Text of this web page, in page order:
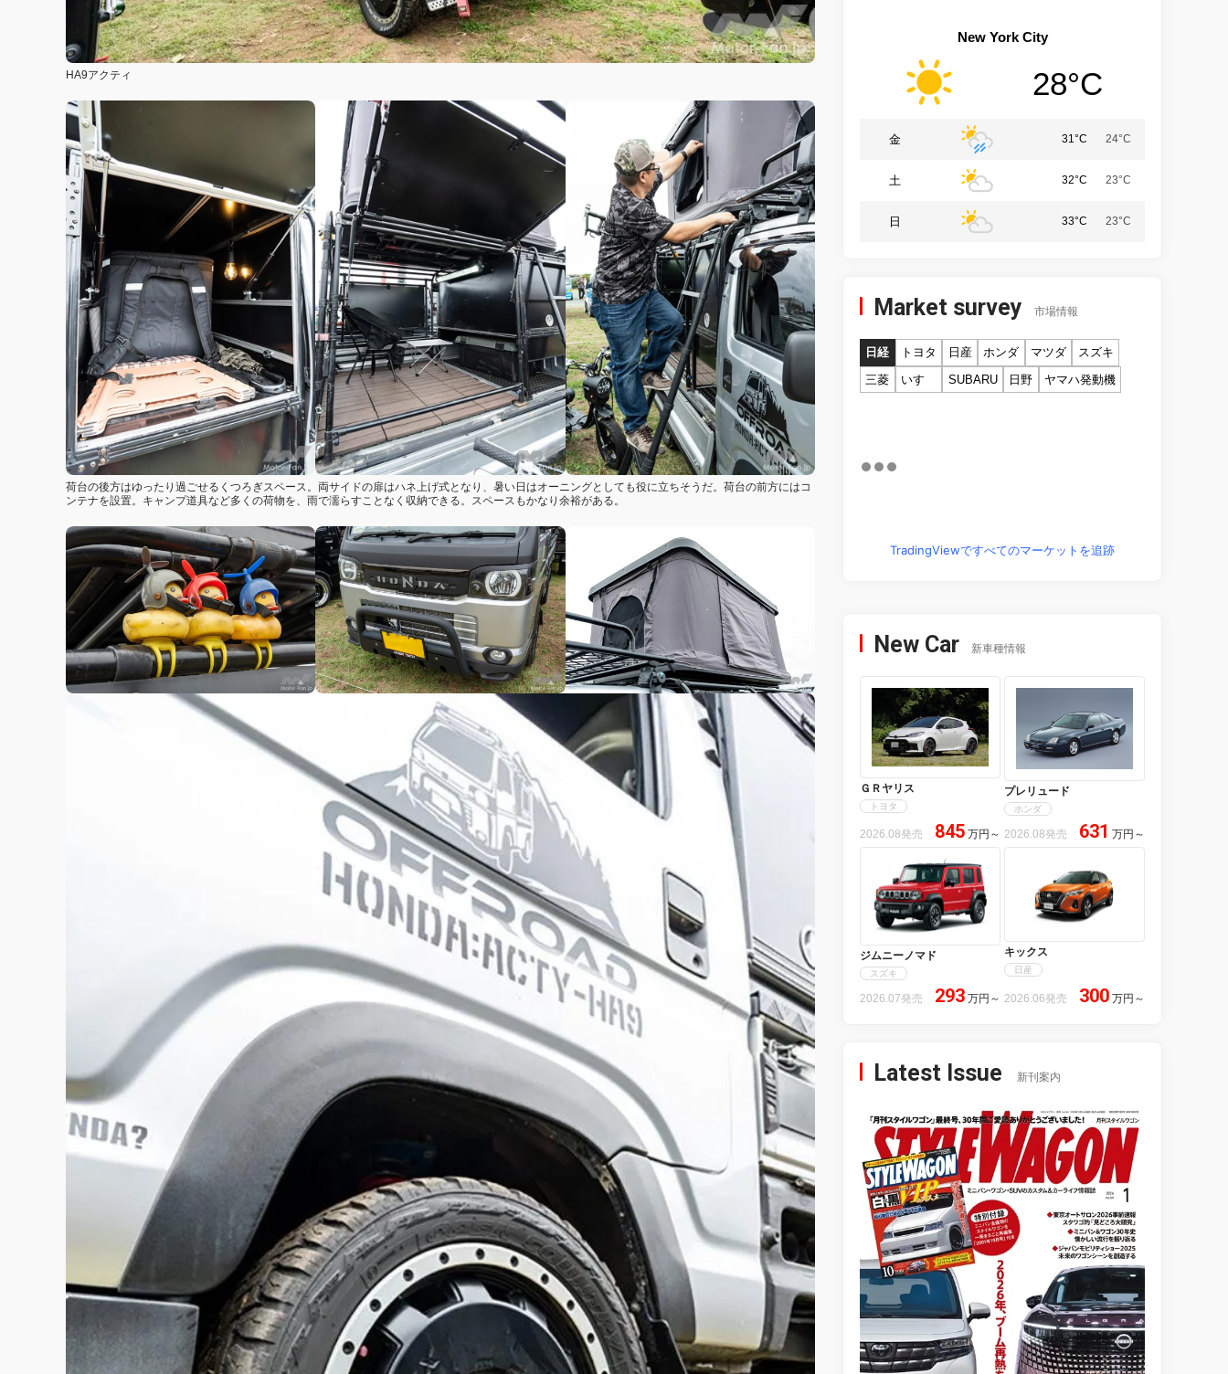
HA9アクティ
荷台の後方はゆったり過ごせるくつろぎスペース。両サイドの扉はハネ上げ式となり、暑い日はオーニングとしても役に立ちそうだ。荷台の前方にはコ
ンテナを設置。キャンプ道具など多くの荷物を、雨で濡らすことなく収納できる。スペースもかなり余裕がある。
New York City
28°C
金 31°C 24°C
土 32°C 23°C
日 33°C 23°C
Market survey 市場情報
日経 トヨタ 日産 ホンダ マツダ
スズキ
三菱
いすゞ SUBARU 日野 ヤマハ発動機
TradingViewですべてのマーケットを追跡
New Car 新車種情報
ＧＲヤリス
トヨタ
2026.08発売 845 万円 ～
プレリュード
ホンダ
2026.08発売 631 万円 ～
ジムニーノマド
スズキ
2026.07発売 293 万円 ～
キックス
日産
2026.06発売 300 万円 ～
Latest Issue 新刊案内